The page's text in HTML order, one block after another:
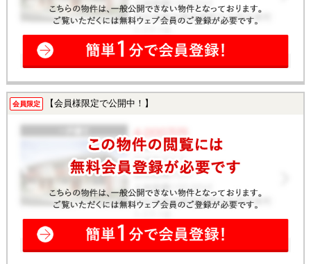
会員限定 【会員様限定で公開中！】